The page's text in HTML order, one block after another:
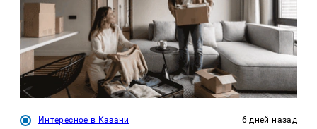
Интересное в Казани 6 дней назад